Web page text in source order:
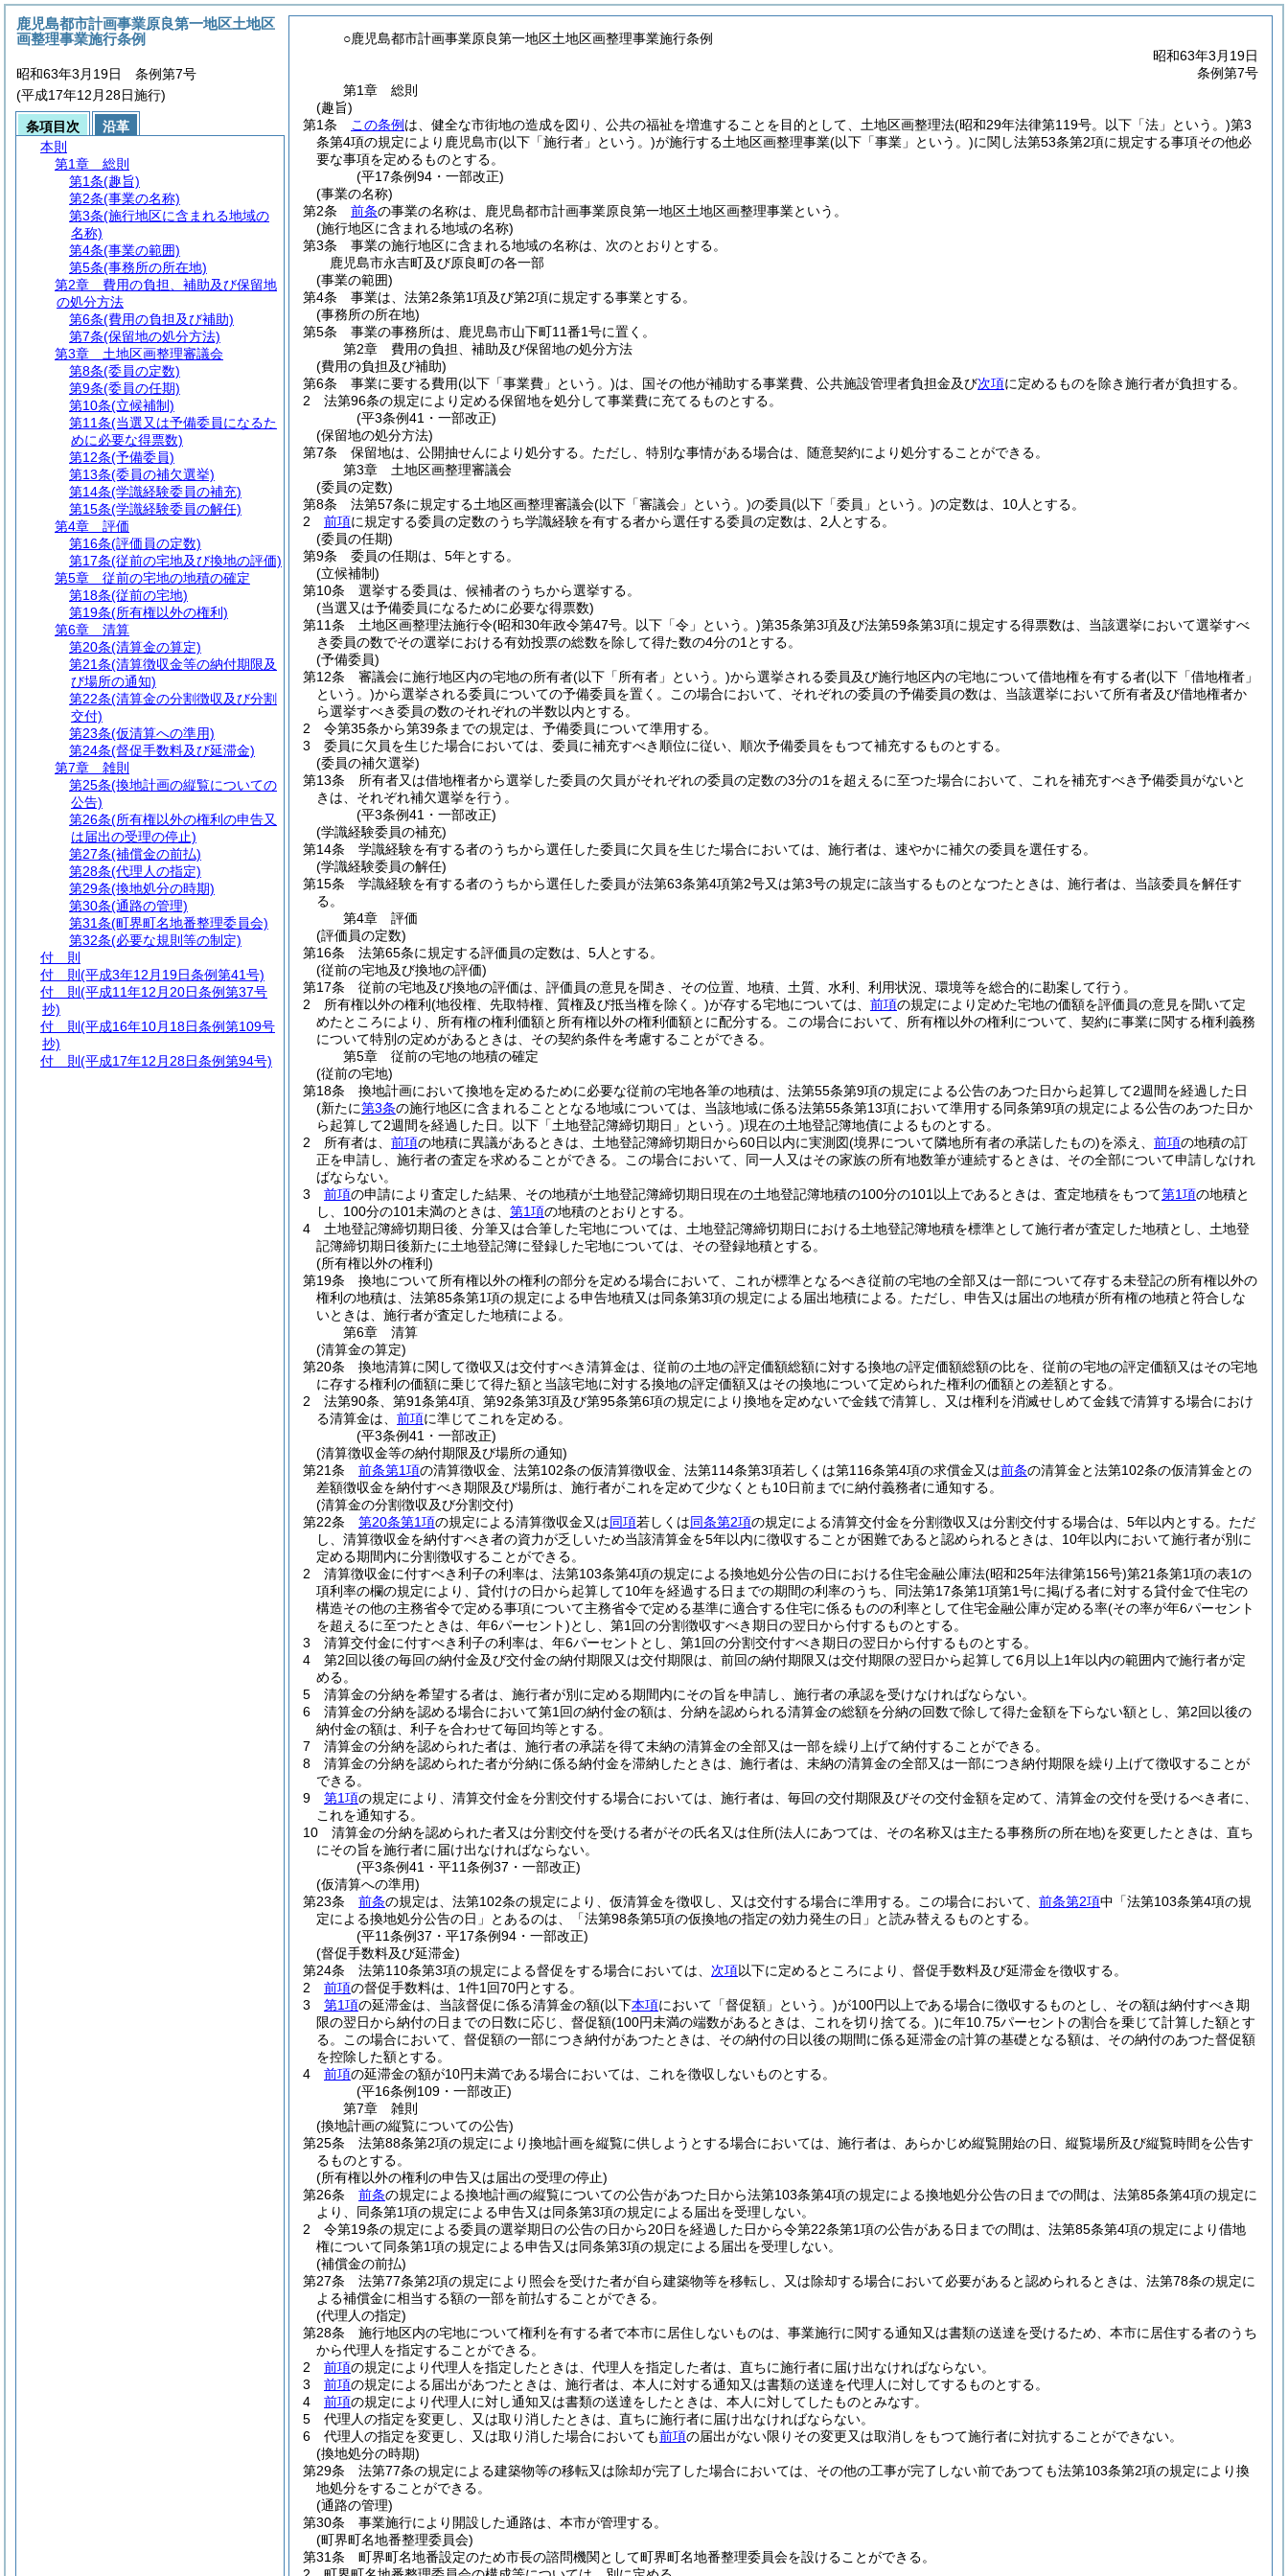
○鹿児島都市計画事業原良第一地区土地区画整理事業施行条例
昭和63年3月19日
条例第7号
第1章
総則
(趣旨)
第1条
この条例 は、健全な市街地の造成を図り、公共の福祉を増進することを目的として、土地区画整理法(昭和29年法律第119号。以下「法」という。)第3
条第4項の規定により鹿児島市(以下「施行者」という。)が施行する土地区画整理事業(以下「事業」という。)に関し法第53条第2項に規定する事項その他必
要な事項を定めるものとする。
(平17条例94・一部改正)
(事業の名称)
第2条
前条の事業の名称は、鹿児島都市計画事業原良第一地区土地区画整理事業という。
(施行地区に含まれる地域の名称)
第3条
事業の施行地区に含まれる地域の名称は、次のとおりとする。
鹿児島市永吉町及び原良町の各一部
(事業の範囲)
第4条
事業は、法第2条第1項及び第2項に規定する事業とする。
(事務所の所在地)
第5条
事業の事務所は、鹿児島市山下町11番1号に置く。
第2章
費用の負担、補助及び保留地の処分方法
(費用の負担及び補助)
第6条
事業に要する費用(以下「事業費」という。)は、国その他が補助する事業費、公共施設管理者負担金及び次項に定めるものを除き施行者が負担する。
2
法第96条の規定により定める保留地を処分して事業費に充てるものとする。
(平3条例41・一部改正)
(保留地の処分方法)
第7条
保留地は、公開抽せんにより処分する。 ただし、特別な事情がある場合は、随意契約により処分することができる。
第3章
土地区画整理審議会
(委員の定数)
第8条
法第57条に規定する土地区画整理審議会(以下「審議会」という。)の委員(以下「委員」という。)の定数は、10人とする。
2
前項に規定する委員の定数のうち学識経験を有する者から選任する委員の定数は、2人とする。
(委員の任期)
第9条
委員の任期は、5年とする。
(立候補制)
第10条
選挙する委員は、候補者のうちから選挙する。
(当選又は予備委員になるために必要な得票数)
第11条
土地区画整理法施行令(昭和30年政令第47号。以下「令」という。)第35条第3項及び法第59条第3項に規定する得票数は、当該選挙において選挙すべ
き委員の数でその選挙における有効投票の総数を除して得た数の4分の1とする。
(予備委員)
第12条
審議会に施行地区内の宅地の所有者(以下「所有者」という。)から選挙される委員及び施行地区内の宅地について借地権を有する者(以下「借地権者」
という。)から選挙される委員についての予備委員を置く。
この場合において、それぞれの委員の予備委員の数は、当該選挙において所有者及び借地権者か
ら選挙すべき委員の数のそれぞれの半数以内とする。
2
令第35条から第39条までの規定は、予備委員について準用する。
3
委員に欠員を生じた場合においては、委員に補充すべき順位に従い、順次予備委員をもつて補充するものとする。
(委員の補欠選挙)
第13条
所有者又は借地権者から選挙した委員の欠員がそれぞれの委員の定数の3分の1を超えるに至つた場合において、これを補充すべき予備委員がないと
きは、それぞれ補欠選挙を行う。
(平3条例41・一部改正)
(学識経験委員の補充)
第14条
学識経験を有する者のうちから選任した委員に欠員を生じた場合においては、施行者は、速やかに補欠の委員を選任する。
(学識経験委員の解任)
第15条
学識経験を有する者のうちから選任した委員が法第63条第4項第2号又は第3号の規定に該当するものとなつたときは、施行者は、当該委員を解任す
る。
第4章
評価
(評価員の定数)
第16条
法第65条に規定する評価員の定数は、5人とする。
(従前の宅地及び換地の評価)
第17条
従前の宅地及び換地の評価は、評価員の意見を聞き、その位置、地積、土質、水利、利用状況、環境等を総合的に勘案して行う。
2
所有権以外の権利 (地役権、先取特権、質権及び抵当権を除く。)が存する宅地については、 前項の規定により定めた宅地の価額を評価員の意見を聞いて定
めたところにより、所有権の権利価額と所有権以外の権利価額とに配分する。
この場合において、所有権以外の権利について、契約に事業に関する権利義務
について特別の定めがあるときは、その契約条件を考慮することができる。
第5章
従前の宅地の地積の確定
(従前の宅地)
第18条
換地計画において換地を定めるために必要な従前の宅地各筆の地積は、法第55条第9項の規定による公告のあつた日から起算して2週間を経過した日
(新たに第3条の施行地区に含まれることとなる地域については、当該地域に係る法第55条第13項において準用する同条第9項の規定による公告のあつた日か
ら起算して2週間を経過した日。以下「土地登記簿締切期日」という。)現在の土地登記簿地債によるものとする。
2
所有者は、 前項の地積に異議があるときは、土地登記簿締切期日から60日以内に実測図(境界について隣地所有者の承諾したもの)を添え、 前項の地積の訂
正を申請し、施行者の査定を求めることができる。
この場合において、同一人又はその家族の所有地数筆が連続するときは、その全部について申請しなけれ
ばならない。
3
前項の申請により査定した結果、その地積が土地登記簿締切期日現在の土地登記簿地積の100分の101以上であるときは、査定地積をもつて第1項の地積と
し、100分の101未満のときは、 第1項の地積のとおりとする。
4
土地登記簿締切期日後、分筆又は合筆した宅地については、土地登記簿締切期日における土地登記簿地積を標準として施行者が査定した地積とし、土地登
記簿締切期日後新たに土地登記簿に登録した宅地については、その登録地積とする。
(所有権以外の権利)
第19条
換地について所有権以外の権利の部分を定める場合において、これが標準となるべき従前の宅地の全部又は一部について存する未登記の所有権以外の
権利の地積は、法第85条第1項の規定による申告地積又は同条第3項の規定による届出地積による。 ただし、申告又は届出の地積が所有権の地積と符合しな
いときは、施行者が査定した地積による。
第6章
清算
(清算金の算定)
第20条
換地清算に関して徴収又は交付すべき清算金は、従前の土地の評定価額総額に対する換地の評定価額総額の比を、従前の宅地の評定価額又はその宅地
に存する権利の価額に乗じて得た額と当該宅地に対する換地の評定価額又はその換地について定められた権利の価額との差額とする。
2
法第90条、第91条第4項、第92条第3項及び第95条第6項の規定により換地を定めないで金銭で清算し、又は権利を消滅せしめて金銭で清算する場合におけ
る清算金は、 前項に準じてこれを定める。
(平3条例41・一部改正)
(清算徴収金等の納付期限及び場所の通知)
第21条
前条第1項の清算徴収金、法第102条の仮清算徴収金、法第114条第3項若しくは第116条第4項の求償金又は前条の清算金と法第102条の仮清算金との
差額徴収金を納付すべき期限及び場所は、施行者がこれを定めて少なくとも10日前までに納付義務者に通知する。
(清算金の分割徴収及び分割交付)
第22条
第20条第1項の規定による清算徴収金又は同項若しくは同条第2項の規定による清算交付金を分割徴収又は分割交付する場合は、5年以内とする。 ただ
し、清算徴収金を納付すべき者の資力が乏しいため当該清算金を5年以内に徴収することが困難であると認められるときは、10年以内において施行者が別に
定める期間内に分割徴収することができる。
2
清算徴収金に付すべき利子の利率は、法第103条第4項の規定による換地処分公告の日における住宅金融公庫法(昭和25年法律第156号)第21条第1項の表1の
項利率の欄の規定により、貸付けの日から起算して10年を経過する日までの期間の利率のうち、同法第17条第1項第1号に掲げる者に対する貸付金で住宅の
構造その他の主務省令で定める事項について主務省令で定める基準に適合する住宅に係るものの利率として住宅金融公庫が定める率(その率が年6パーセント
を超えるに至つたときは、年6パーセント)とし、第1回の分割徴収すべき期日の翌日から付するものとする。
3
清算交付金に付すべき利子の利率は、年6パーセントとし、第1回の分割交付すべき期日の翌日から付するものとする。
4
第2回以後の毎回の納付金及び交付金の納付期限又は交付期限は、前回の納付期限又は交付期限の翌日から起算して6月以上1年以内の範囲内で施行者が定
める。
5
清算金の分納を希望する者は、施行者が別に定める期間内にその旨を申請し、施行者の承認を受けなければならない。
6
清算金の分納を認める場合において第1回の納付金の額は、分納を認められる清算金の総額を分納の回数で除して得た金額を下らない額とし、第2回以後の
納付金の額は、利子を合わせて毎回均等とする。
7
清算金の分納を認められた者は、施行者の承諾を得て未納の清算金の全部又は一部を繰り上げて納付することができる。
8
清算金の分納を認められた者が分納に係る納付金を滞納したときは、施行者は、未納の清算金の全部又は一部につき納付期限を繰り上げて徴収することが
できる。
9
第1項の規定により、清算交付金を分割交付する場合においては、施行者は、毎回の交付期限及びその交付金額を定めて、清算金の交付を受けるべき者に、
これを通知する。
10
清算金の分納を認められた者又は分割交付を受ける者がその氏名又は住所(法人にあつては、その名称又は主たる事務所の所在地)を変更したときは、直ち
にその旨を施行者に届け出なければならない。
(平3条例41・平11条例37・一部改正)
(仮清算への準用)
第23条
前条の規定は、法第102条の規定により、仮清算金を徴収し、又は交付する場合に準用する。 この場合において、 前条第2項中「法第103条第4項の規
定による換地処分公告の日」とあるのは、「法第98条第5項の仮換地の指定の効力発生の日」と読み替えるものとする。
(平11条例37・平17条例94・一部改正)
(督促手数料及び延滞金)
第24条
法第110条第3項の規定による督促をする場合においては、 次項以下に定めるところにより、督促手数料及び延滞金を徴収する。
2
前項の督促手数料は、1件1回70円とする。
3
第1項の延滞金は、当該督促に係る清算金の額(以下本項において「督促額」という。)が100円以上である場合に徴収するものとし、その額は納付すべき期
限の翌日から納付の日までの日数に応じ、督促額(100円未満の端数があるときは、これを切り捨てる。)に年10.75パーセントの割合を乗じて計算した額とす
る。
この場合において、督促額の一部につき納付があつたときは、その納付の日以後の期間に係る延滞金の計算の基礎となる額は、その納付のあつた督促額
を控除した額とする。
4
前項の延滞金の額が10円未満である場合においては、これを徴収しないものとする。
(平16条例109・一部改正)
第7章
雑則
(換地計画の縦覧についての公告)
第25条
法第88条第2項の規定により換地計画を縦覧に供しようとする場合においては、施行者は、あらかじめ縦覧開始の日、縦覧場所及び縦覧時間を公告す
るものとする。
(所有権以外の権利の申告又は届出の受理の停止)
第26条
前条の規定による換地計画の縦覧についての公告があつた日から法第103条第4項の規定による換地処分公告の日までの間は、法第85条第4項の規定に
より、同条第1項の規定による申告又は同条第3項の規定による届出を受理しない。
2
令第19条の規定による委員の選挙期日の公告の日から20日を経過した日から令第22条第1項の公告がある日までの間は、法第85条第4項の規定により借地
権について同条第1項の規定による申告又は同条第3項の規定による届出を受理しない。
(補償金の前払)
第27条
法第77条第2項の規定により照会を受けた者が自ら建築物等を移転し、又は除却する場合において必要があると認められるときは、法第78条の規定に
よる補償金に相当する額の一部を前払することができる。
(代理人の指定)
第28条
施行地区内の宅地について権利を有する者で本市に居住しないものは、事業施行に関する通知又は書類の送達を受けるため、本市に居住する者のうち
から代理人を指定することができる。
2
前項の規定により代理人を指定したときは、代理人を指定した者は、直ちに施行者に届け出なければならない。
3
前項の規定による届出があつたときは、施行者は、本人に対する通知又は書類の送達を代理人に対してするものとする。
4
前項の規定により代理人に対し通知又は書類の送達をしたときは、本人に対してしたものとみなす。
5
代理人の指定を変更し、又は取り消したときは、直ちに施行者に届け出なければならない。
6
代理人の指定を変更し、又は取り消した場合においても前項の届出がない限りその変更又は取消しをもつて施行者に対抗することができない。
(換地処分の時期)
第29条
法第77条の規定による建築物等の移転又は除却が完了した場合においては、その他の工事が完了しない前であつても法第103条第2項の規定により換
地処分をすることができる。
(通路の管理)
第30条
事業施行により開設した通路は、本市が管理する。
(町界町名地番整理委員会)
第31条
町界町名地番設定のため市長の諮問機関として町界町名地番整理委員会を設けることができる。
鹿児島都市計画事業原良第一地区土地区
画整理事業施行条例
昭和63年3月19日 条例第7号
(平成17年12月28日施行)
条項目次
沿革
本則
第1章
総則
第1条(趣旨)
第2条(事業の名称)
第3条(施行地区に含まれる地域の
名称)
第4条(事業の範囲)
第5条(事務所の所在地)
第2章
費用の負担、補助及び保留地
の処分方法
第6条(費用の負担及び補助)
第7条(保留地の処分方法)
第3章
土地区画整理審議会
第8条(委員の定数)
第9条(委員の任期)
第10条(立候補制)
第11条(当選又は予備委員になるた
めに必要な得票数)
第12条(予備委員)
第13条(委員の補欠選挙)
第14条(学識経験委員の補充)
第15条(学識経験委員の解任)
第4章
評価
第16条(評価員の定数)
第17条(従前の宅地及び換地の評価)
第5章
従前の宅地の地積の確定
第18条(従前の宅地)
第19条(所有権以外の権利)
第6章
清算
第20条(清算金の算定)
第21条(清算徴収金等の納付期限及
び場所の通知)
第22条(清算金の分割徴収及び分割
交付)
第23条(仮清算への準用)
第24条(督促手数料及び延滞金)
第7章
雑則
第25条(換地計画の縦覧についての
公告)
第26条(所有権以外の権利の申告又
は届出の受理の停止)
第27条(補償金の前払)
第28条(代理人の指定)
第29条(換地処分の時期)
第30条(通路の管理)
第31条(町界町名地番整理委員会)
第32条(必要な規則等の制定)
付 則
付 則 (平成3年12月19日条例第41号)
付 則 (平成11年12月20日条例第37号
抄)
付 則 (平成16年10月18日条例第109号
抄)
付 則 (平成17年12月28日条例第94号)